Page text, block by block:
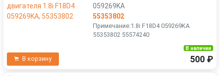
059269KA
55353802
Примечание:1.8i F18D4 059269KA
55353802 55574240
В корзину
В наличии
500 ₽